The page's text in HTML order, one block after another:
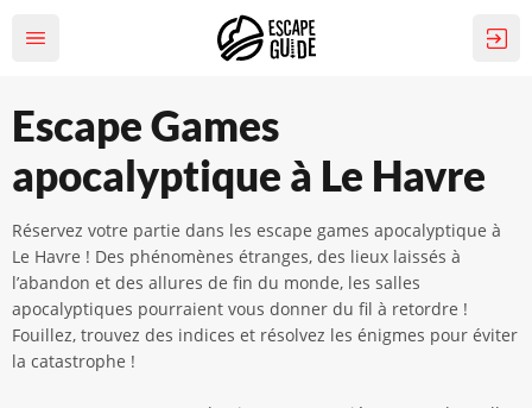
Escape Games
apocalyptique à Le Havre
Réservez votre partie dans les escape games apocalyptique à
Le Havre ! Des phénomènes étranges, des lieux laissés à
l’abandon et des allures de fin du monde, les salles
apocalyptiques pourraient vous donner du fil à retordre !
Fouillez, trouvez des indices et résolvez les énigmes pour éviter
la catastrophe !